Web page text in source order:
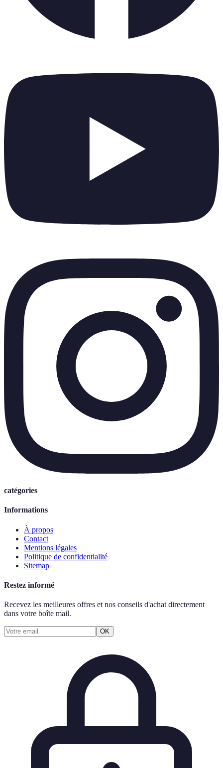
catégories
Informations
À propos
Contact
Mentions légales
Politique de confidentialité
Sitemap
Restez informé
Recevez les meilleures offres et nos conseils d'achat directement
dans votre boîte mail.
OK